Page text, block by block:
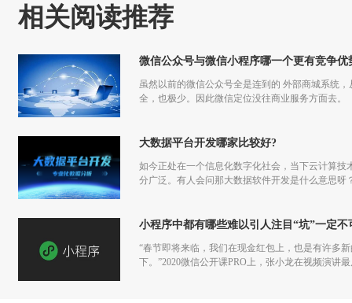
相关阅读推荐
微信公众号与微信小程序哪一个更有竞争优
虽然以前的微信公众号全是连到的 外部商城系统
全，也极少。因此微信定位没往商业服务方面去。
大数据平台开发哪家比较好?
如今正处在一个信息化数字化社会，当下云计算
分广泛。有人会问那大数据软件开发是什么意思呀
小程序中都有哪些难以引人注目“坑”一定不
“春节即将来临，我们在现金红包上，也是有许多
下。”2020微信公开课PRO上，张小龙在视频演讲